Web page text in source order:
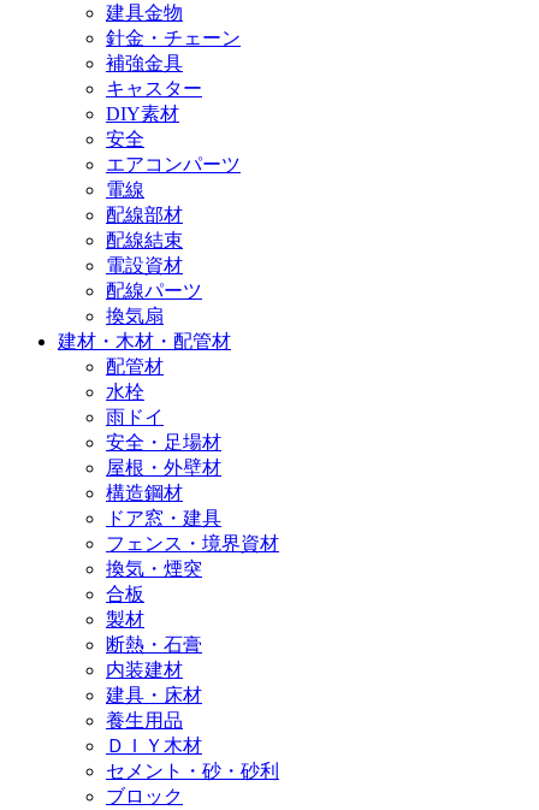
建具金物
針金・チェーン
補強金具
キャスター
DIY素材
安全
エアコンパーツ
電線
配線部材
配線結束
電設資材
配線パーツ
換気扇
建材・木材・配管材
配管材
水栓
雨ドイ
安全・足場材
屋根・外壁材
構造鋼材
ドア窓・建具
フェンス・境界資材
換気・煙突
合板
製材
断熱・石膏
内装建材
建具・床材
養生用品
ＤＩＹ木材
セメント・砂・砂利
ブロック